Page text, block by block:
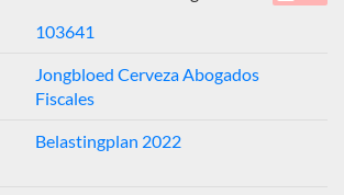
103641
Jongbloed Cerveza Abogados
Fiscales
Belastingplan 2022